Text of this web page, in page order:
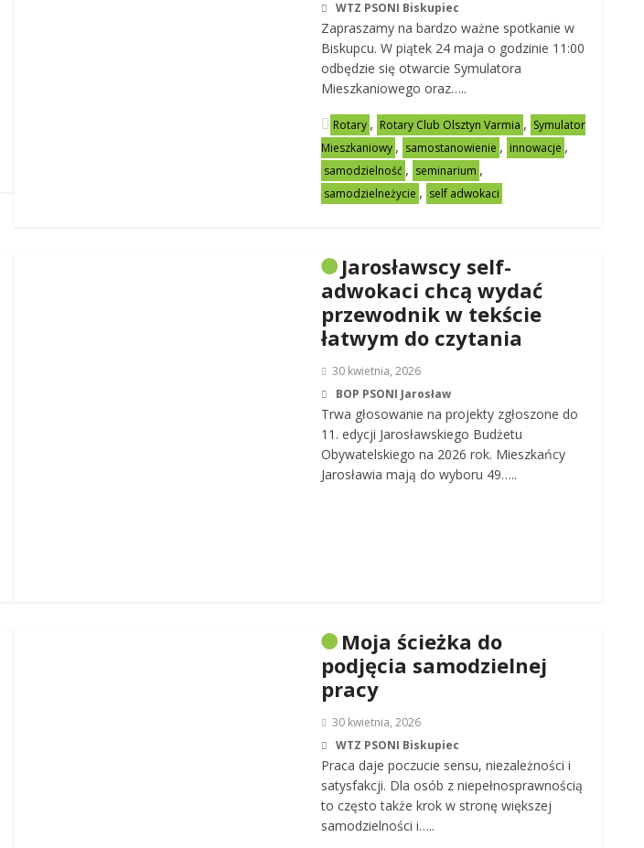
WTZ PSONI Biskupiec
Zapraszamy na bardzo ważne spotkanie w
Biskupcu. W piątek 24 maja o godzinie 11:00
odbędzie się otwarcie Symulatora
Mieszkaniowego oraz…..
Rotary , Rotary Club Olsztyn Varmia , Symulator
Mieszkaniowy , samostanowienie , innowacje ,
samodzielność , seminarium ,
samodzielneżycie , self adwokaci
Jarosławscy self-
adwokaci chcą wydać
przewodnik w tekście
łatwym do czytania
30 kwietnia, 2026
BOP PSONI Jarosław
Trwa głosowanie na projekty zgłoszone do
11. edycji Jarosławskiego Budżetu
Obywatelskiego na 2026 rok. Mieszkańcy
Jarosławia mają do wyboru 49…..
Moja ścieżka do
podjęcia samodzielnej
pracy
30 kwietnia, 2026
WTZ PSONI Biskupiec
Praca daje poczucie sensu, niezależności i
satysfakcji. Dla osób z niepełnosprawnością
to często także krok w stronę większej
samodzielności i…..